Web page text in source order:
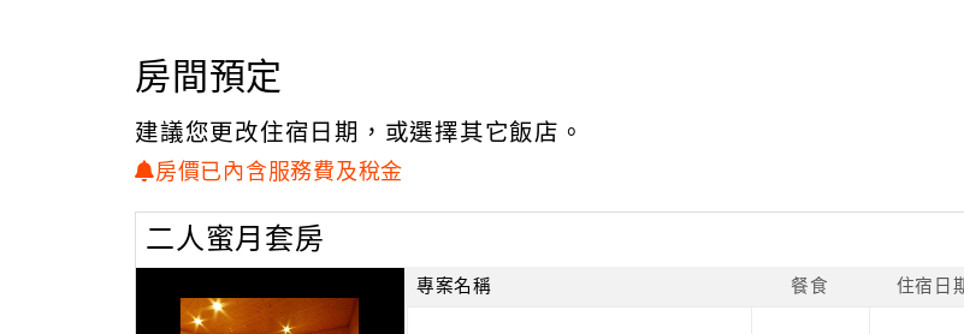
房間預定
建議您更改住宿日期，或選擇其它飯店。
房價已內含服務費及稅金
二人蜜月套房
專案名稱 餐食 住宿日